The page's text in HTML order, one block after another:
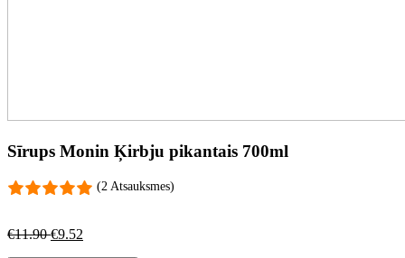
Sīrups Monin Ķirbju pikantais 700ml
(2 Atsauksmes)
€11.90 €9.52